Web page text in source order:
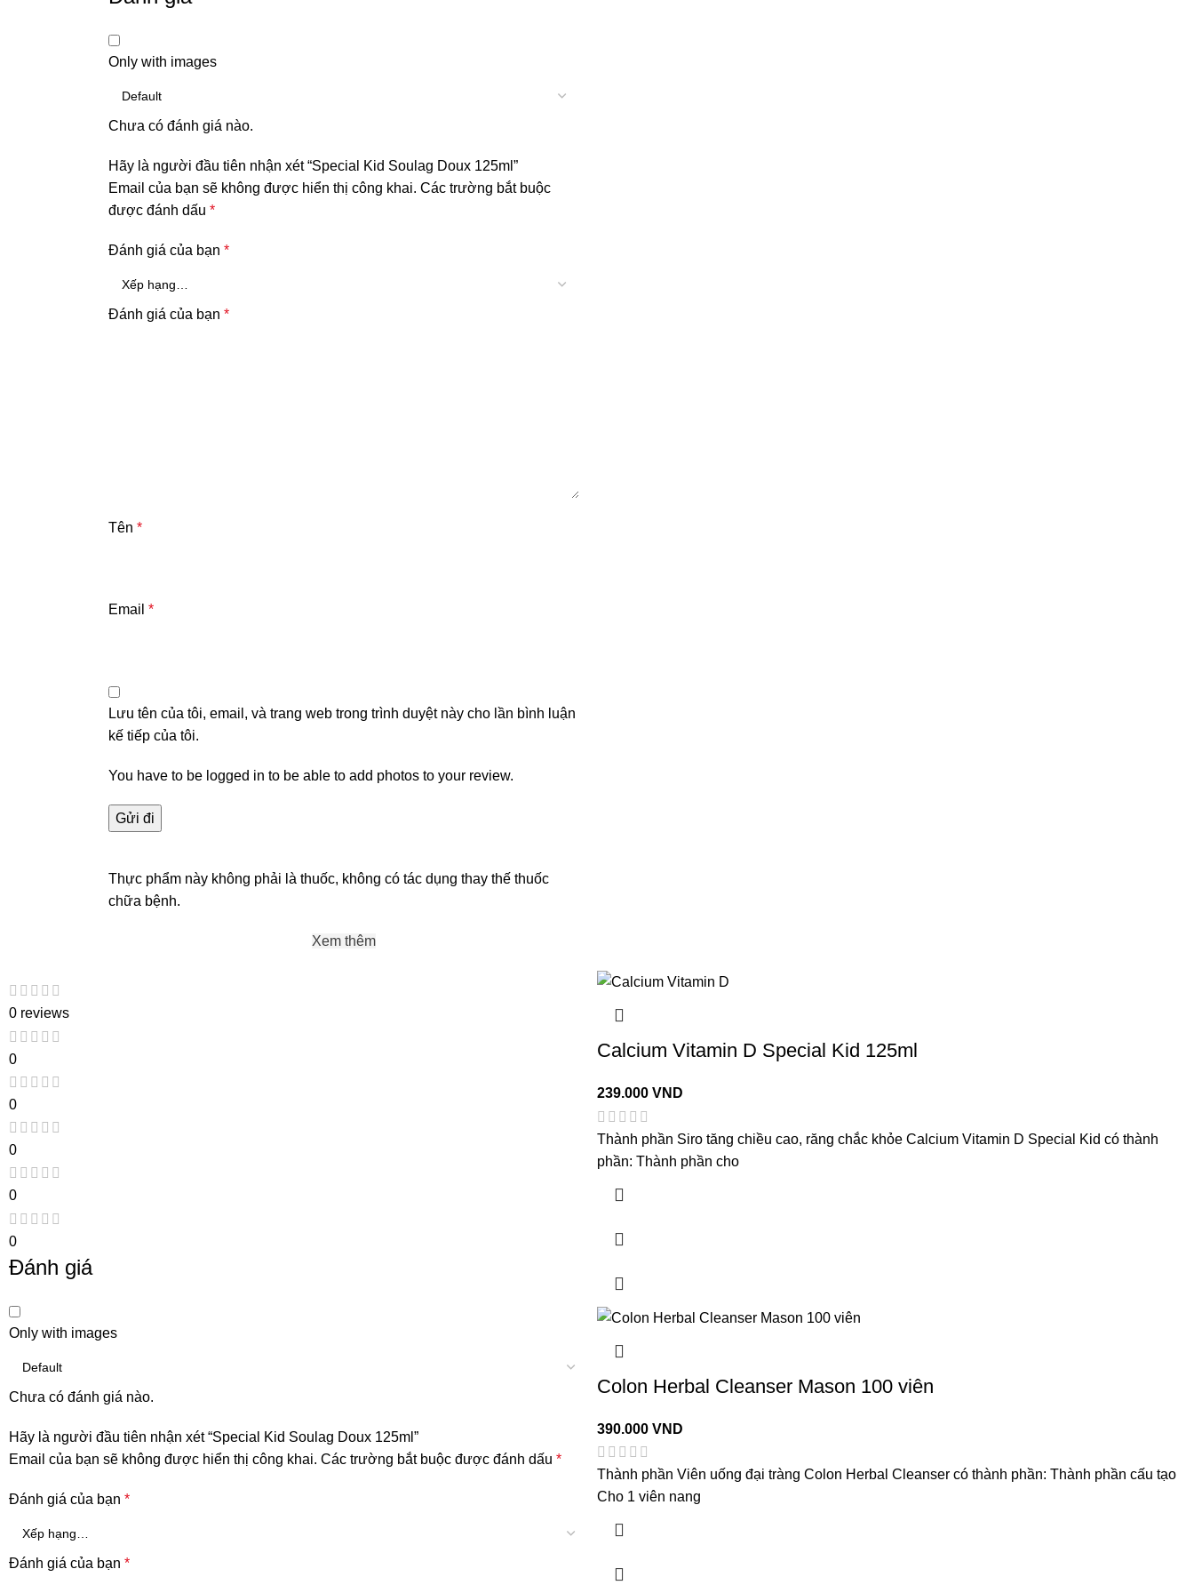
Only with images
Chưa có đánh giá nào.
Hãy là người đầu tiên nhận xét “Special Kid Soulag Doux 125ml”
Email của bạn sẽ không được hiển thị công khai. Các trường bắt buộc
được đánh dấu *
Đánh giá của bạn *
Đánh giá của bạn *
Tên *
Email *
Lưu tên của tôi, email, và trang web trong trình duyệt này cho lần bình luận
kế tiếp của tôi.
You have to be logged in to be able to add photos to your review.
Thực phẩm này không phải là thuốc, không có tác dụng thay thế thuốc
chữa bệnh.
Xem thêm
0 reviews
0
0
0
0
0
Đánh giá
Only with images
Chưa có đánh giá nào.
Hãy là người đầu tiên nhận xét “Special Kid Soulag Doux 125ml”
Email của bạn sẽ không được hiển thị công khai. Các trường bắt buộc được đánh dấu*
Đánh giá của bạn*
Đánh giá của bạn*
Calcium Vitamin D Special Kid 125ml
239.000 VND
Thành phần Siro tăng chiều cao, răng chắc khỏe Calcium Vitamin D Special Kid có thành
phần: Thành phần cho
Colon Herbal Cleanser Mason 100 viên
390.000 VND
Thành phần Viên uống đại tràng Colon Herbal Cleanser có thành phần: Thành phần cấu tạo
Cho 1 viên nang